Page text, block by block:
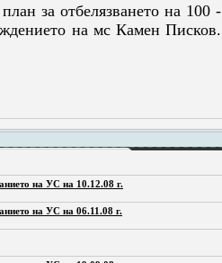
за отбелязването на 100 -
на мс Камен Писков.
на УС на 10.12.08 г.
на УС на 06.11.08 г.